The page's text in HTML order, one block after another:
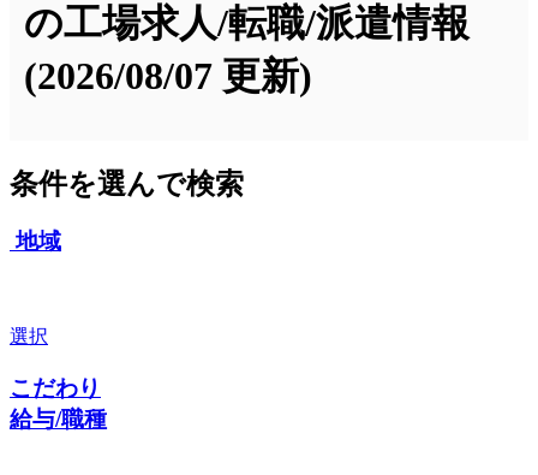
の工場求人/転職/派遣情報
(2026/08/07 更新)
条件を選んで検索
地域
選択
こだわり
給与/職種